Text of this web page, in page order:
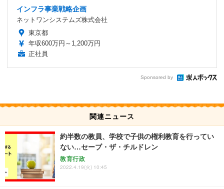
インフラ事業戦略企画
ネットワンシステムズ株式会社
東京都
年収600万円～1,200万円
正社員
Sponsored by
関連ニュース
約半数の教員、学校で子供の権利教育を行ってい
ない…セーブ・ザ・チルドレン
教育行政
2022.4.19(火) 10:45